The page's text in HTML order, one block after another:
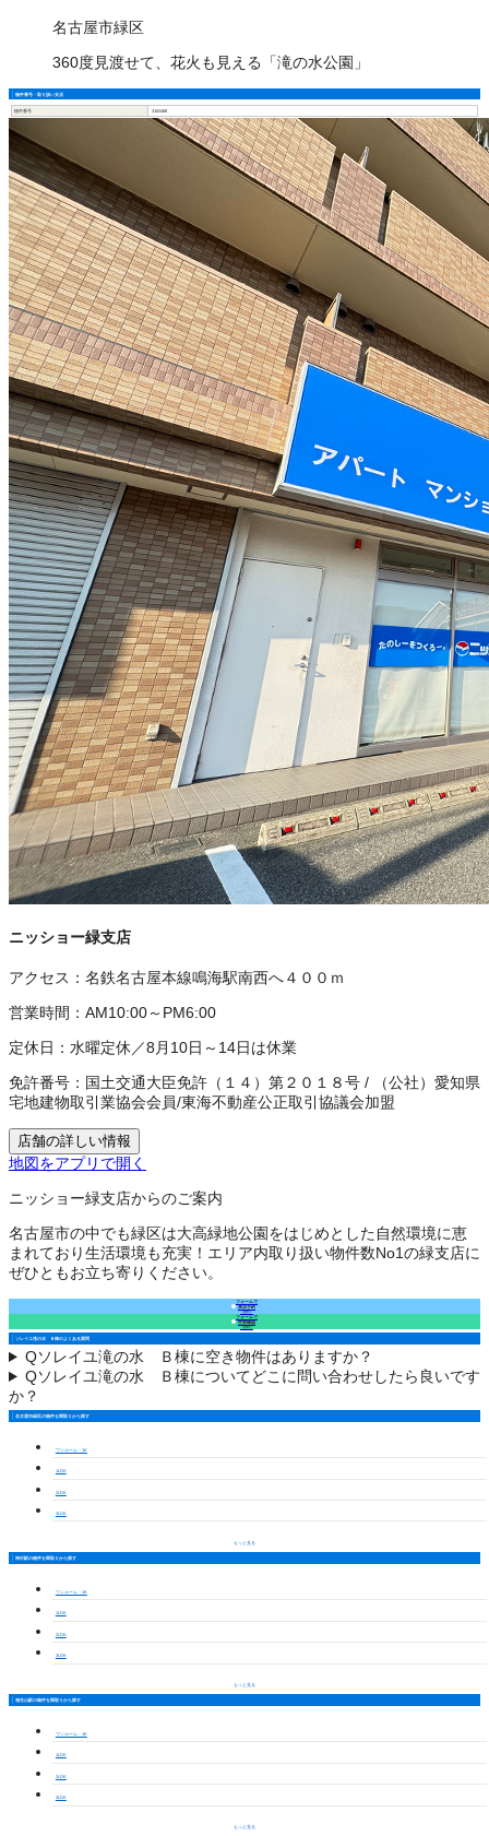
名古屋市緑区
360度見渡せて、花火も見える「滝の水公園」
物件番号・取り扱い支店
物件番号 3102488
ニッショー緑支店
アクセス： 名鉄名古屋本線鳴海駅南西へ４００ｍ
営業時間： AM10:00～PM6:00
定休日： 水曜定休／8月10日～14日は休業
免許番号： 国土交通大臣免許（１４）第２０１８号 /
（公社）愛知県
宅地建物取引業協会会員/東海不動産公正取引協議会加盟
店舗の詳しい情報
地図をアプリで開く
ニッショー緑支店からのご案内
名古屋市の中でも緑区は大高緑地公園をはじめとした自然環境に恵
まれており生活環境も充実！エリア内取り扱い物件数No1の緑支店に
ぜひともお立ち寄りください。
フォームで
来店予約
（無料）
フォームで
空室確認
（無料）
ソレイユ滝の水 Ｂ棟のよくある質問
Qソレイユ滝の水 Ｂ棟に空き物件はありますか？
Qソレイユ滝の水 Ｂ棟についてどこに問い合わせしたら良いです
か？
名古屋市緑区の物件を間取りから探す
ワンルーム・1K
1LDK
2LDK
3LDK
もっと見る
神沢駅の物件を間取りから探す
ワンルーム・1K
1LDK
2LDK
3LDK
もっと見る
相生山駅の物件を間取りから探す
ワンルーム・1K
1LDK
2LDK
3LDK
もっと見る